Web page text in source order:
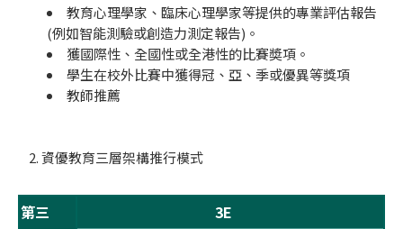
教育心理學家、臨床心理學家等提供的專業評估報告
(例如智能測驗或創造力測定報告)。
獲國際性、全國性或全港性的比賽奬項。
學生在校外比賽中獲得冠、亞、季或優異等獎項
教師推薦
2. 資優教育三層架構推行模式
第三
3E